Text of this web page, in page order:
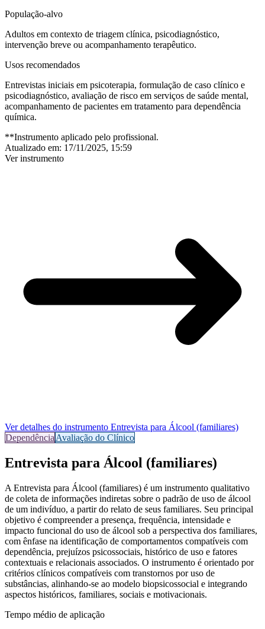
População-alvo
Adultos em contexto de triagem clínica, psicodiagnóstico,
intervenção breve ou acompanhamento terapêutico.
Usos recomendados
Entrevistas iniciais em psicoterapia, formulação de caso clínico e
psicodiagnóstico, avaliação de risco em serviços de saúde mental,
acompanhamento de pacientes em tratamento para dependência
química.
**Instrumento aplicado pelo profissional.
Atualizado em: 17/11/2025, 15:59
Ver instrumento
Ver detalhes do instrumento Entrevista para Álcool (familiares)
Dependência Avaliação do Clínico
Entrevista para Álcool (familiares)
A Entrevista para Álcool (familiares) é um instrumento qualitativo
de coleta de informações indiretas sobre o padrão de uso de álcool
de um indivíduo, a partir do relato de seus familiares. Seu principal
objetivo é compreender a presença, frequência, intensidade e
impacto funcional do uso de álcool sob a perspectiva dos familiares,
com ênfase na identificação de comportamentos compatíveis com
dependência, prejuízos psicossociais, histórico de uso e fatores
contextuais e relacionais associados. O instrumento é orientado por
critérios clínicos compatíveis com transtornos por uso de
substâncias, alinhando-se ao modelo biopsicossocial e integrando
aspectos históricos, familiares, sociais e motivacionais.
Tempo médio de aplicação